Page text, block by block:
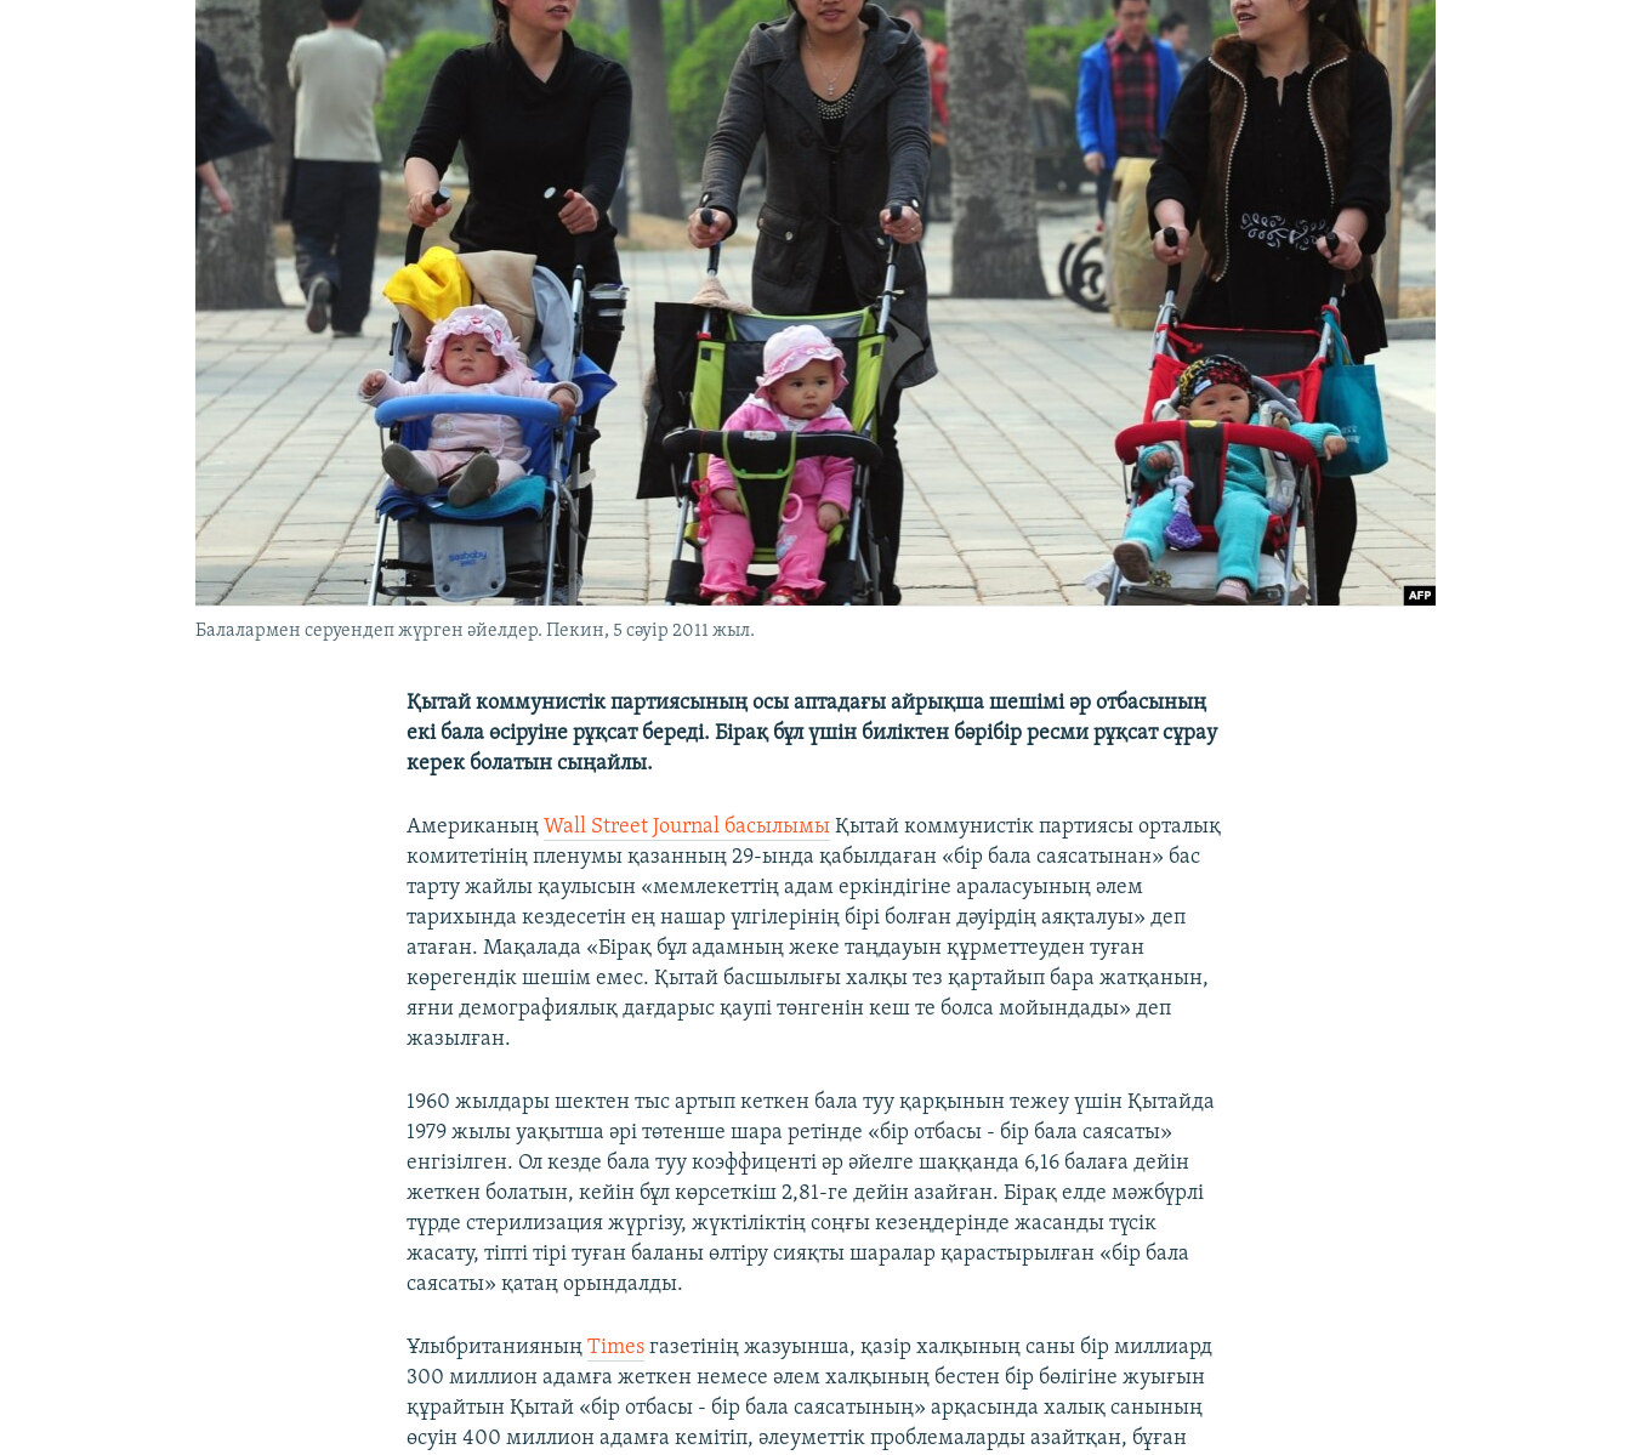
Балалармен серуендеп жүрген әйелдер. Пекин, 5 сәуір 2011 жыл.
Қытай коммунистік партиясының осы аптадағы айрықша шешімі әр отбасының
екі бала өсіруіне рұқсат береді. Бірақ бұл үшін биліктен бәрібір ресми рұқсат сұрау
керек болатын сыңайлы.
АмериканыңWall Street Journal басылымы Қытай коммунистік партиясы орталық
комитетінің пленумы қазанның 29-ында қабылдаған «бір бала саясатынан» бас
тарту жайлы қаулысын «мемлекеттің адам еркіндігіне араласуының әлем
тарихында кездесетін ең нашар үлгілерінің бірі болған дәуірдің аяқталуы» деп
атаған. Мақалада «Бірақ бұл адамның жеке таңдауын құрметтеуден туған
көрегендік шешім емес. Қытай басшылығы халқы тез қартайып бара жатқанын,
яғни демографиялық дағдарыс қаупі төнгенін кеш те болса мойындады» деп
жазылған.
1960 жылдары шектен тыс артып кеткен бала туу қарқынын тежеу үшін Қытайда
1979 жылы уақытша әрі төтенше шара ретінде «бір отбасы - бір бала саясаты»
енгізілген. Ол кезде бала туу коэффиценті әр әйелге шаққанда 6,16 балаға дейін
жеткен болатын, кейін бұл көрсеткіш 2,81-ге дейін азайған. Бірақ елде мәжбүрлі
түрде стерилизация жүргізу, жүктіліктің соңғы кезеңдерінде жасанды түсік
жасату, тіпті тірі туған баланы өлтіру сияқты шаралар қарастырылған «бір бала
саясаты» қатаң орындалды.
ҰлыбританияныңTimes газетінің жазуынша, қазір халқының саны бір миллиард
300 миллион адамға жеткен немесе әлем халқының бестен бір бөлігіне жуығын
құрайтын Қытай «бір отбасы - бір бала саясатының» арқасында халық санының
өсуін 400 миллион адамға кемітіп, әлеуметтік проблемаларды азайтқан, бұған